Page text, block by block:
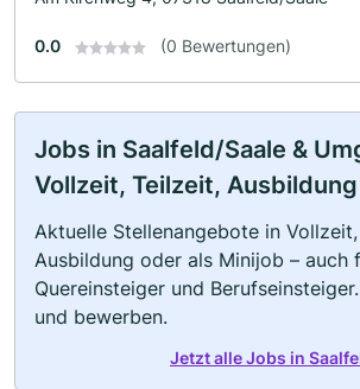
0.0 (0 Bewertungen)
Jobs in Saalfeld/Saale &
Vollzeit, Teilzeit,
Aktuelle Stellenangebote in
Ausbildung oder als Minijob – auch
Quereinsteiger und
und bewerben.
Jetzt alle Jobs in